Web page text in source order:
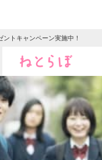
トキャンペーン実施中！
ニュース
クイズ
地域